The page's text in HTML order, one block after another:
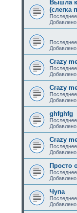
Вышла
(слегка
Crazy
Crazy
ghfghfg
Crazy
Просто
Чупа